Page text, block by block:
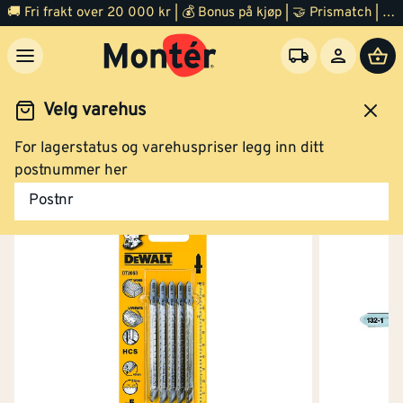
🚚 Fri frakt over 20 000 kr | 💰 Bonus på kjøp | 🤝 Prismatch | ⭐ 100% fornøyd garanti | 🏪 140 byggevarehus
Velg varehus
For lagerstatus og varehuspriser legg inn ditt
postnummer her
Postnr
Verktøy Tilbehør el verktøy